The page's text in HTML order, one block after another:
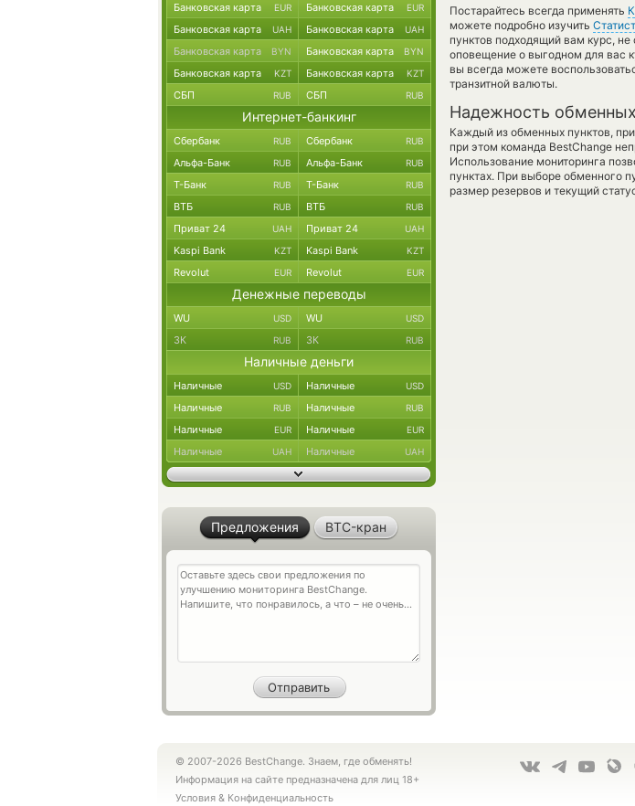
Постарайтесь всегда применять
можете подробно изучить
пунктов подходящий вам курс,
оповещение о выгодном для вас
вы всегда можете
транзитной валюты.
Надежность
Каждый из обменных пунктов,
при этом команда BestChange
Использование мониторинга
пунктах. При выборе обменного
размер резервов и текущий
Банковская карта EUR Банковская карта EUR
Банковская карта UAH Банковская карта UAH
Банковская карта BYN Банковская карта BYN
Банковская карта KZT Банковская карта KZT
СБП RUB СБП RUB
Интернет-банкинг
Сбербанк RUB Сбербанк RUB
Альфа-Банк RUB Альфа-Банк RUB
Т-Банк RUB Т-Банк RUB
ВТБ RUB ВТБ RUB
Приват 24 UAH Приват 24 UAH
Kaspi Bank KZT Kaspi Bank KZT
Revolut EUR Revolut EUR
Денежные переводы
WU USD WU USD
ЗК RUB ЗК RUB
Наличные деньги
Наличные USD Наличные USD
Наличные RUB Наличные RUB
Наличные EUR Наличные EUR
Наличные UAH Наличные UAH
Предложения BTC-кран
© 2007-2026 BestChange. Знаем, где обменять!
Информация на сайте предназначена для лиц 18+
Условия & Конфиденциальность